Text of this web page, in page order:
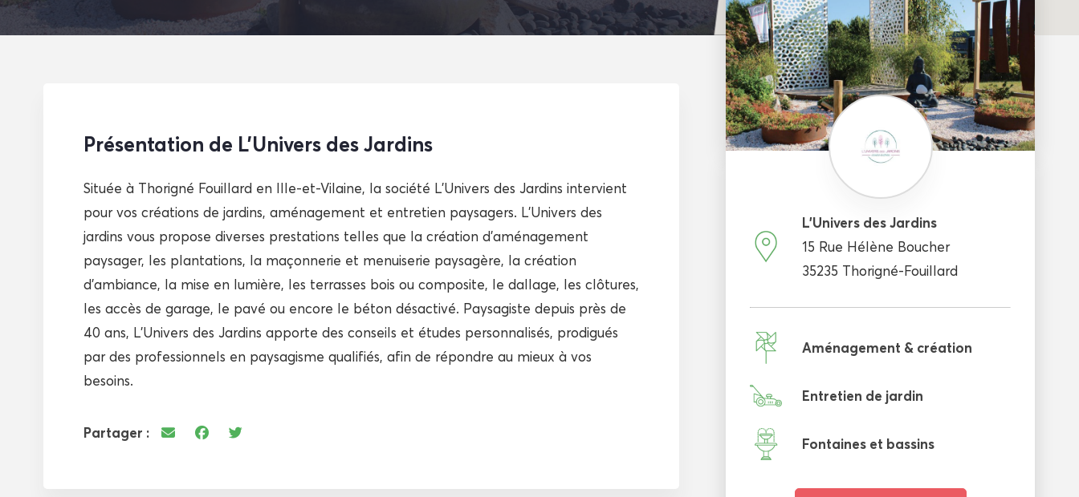
Présentation de L’Univers des Jardins
Située à Thorigné Fouillard en Ille-et-Vilaine, la société L’Univers des Jardins intervient
pour vos créations de jardins, aménagement et entretien paysagers. L’Univers des
jardins vous propose diverses prestations telles que la création d’aménagement
paysager, les plantations, la maçonnerie et menuiserie paysagère, la création
d’ambiance, la mise en lumière, les terrasses bois ou composite, le dallage, les clôtures,
les accès de garage, le pavé ou encore le béton désactivé. Paysagiste depuis près de
40 ans, L’Univers des Jardins apporte des conseils et études personnalisés, prodigués
par des professionnels en paysagisme qualifiés, afin de répondre au mieux à vos
besoins.
Partager :
L’Univers des Jardins
15 Rue Hélène Boucher
35235 Thorigné-Fouillard
Aménagement & création
Entretien de jardin
Fontaines et bassins